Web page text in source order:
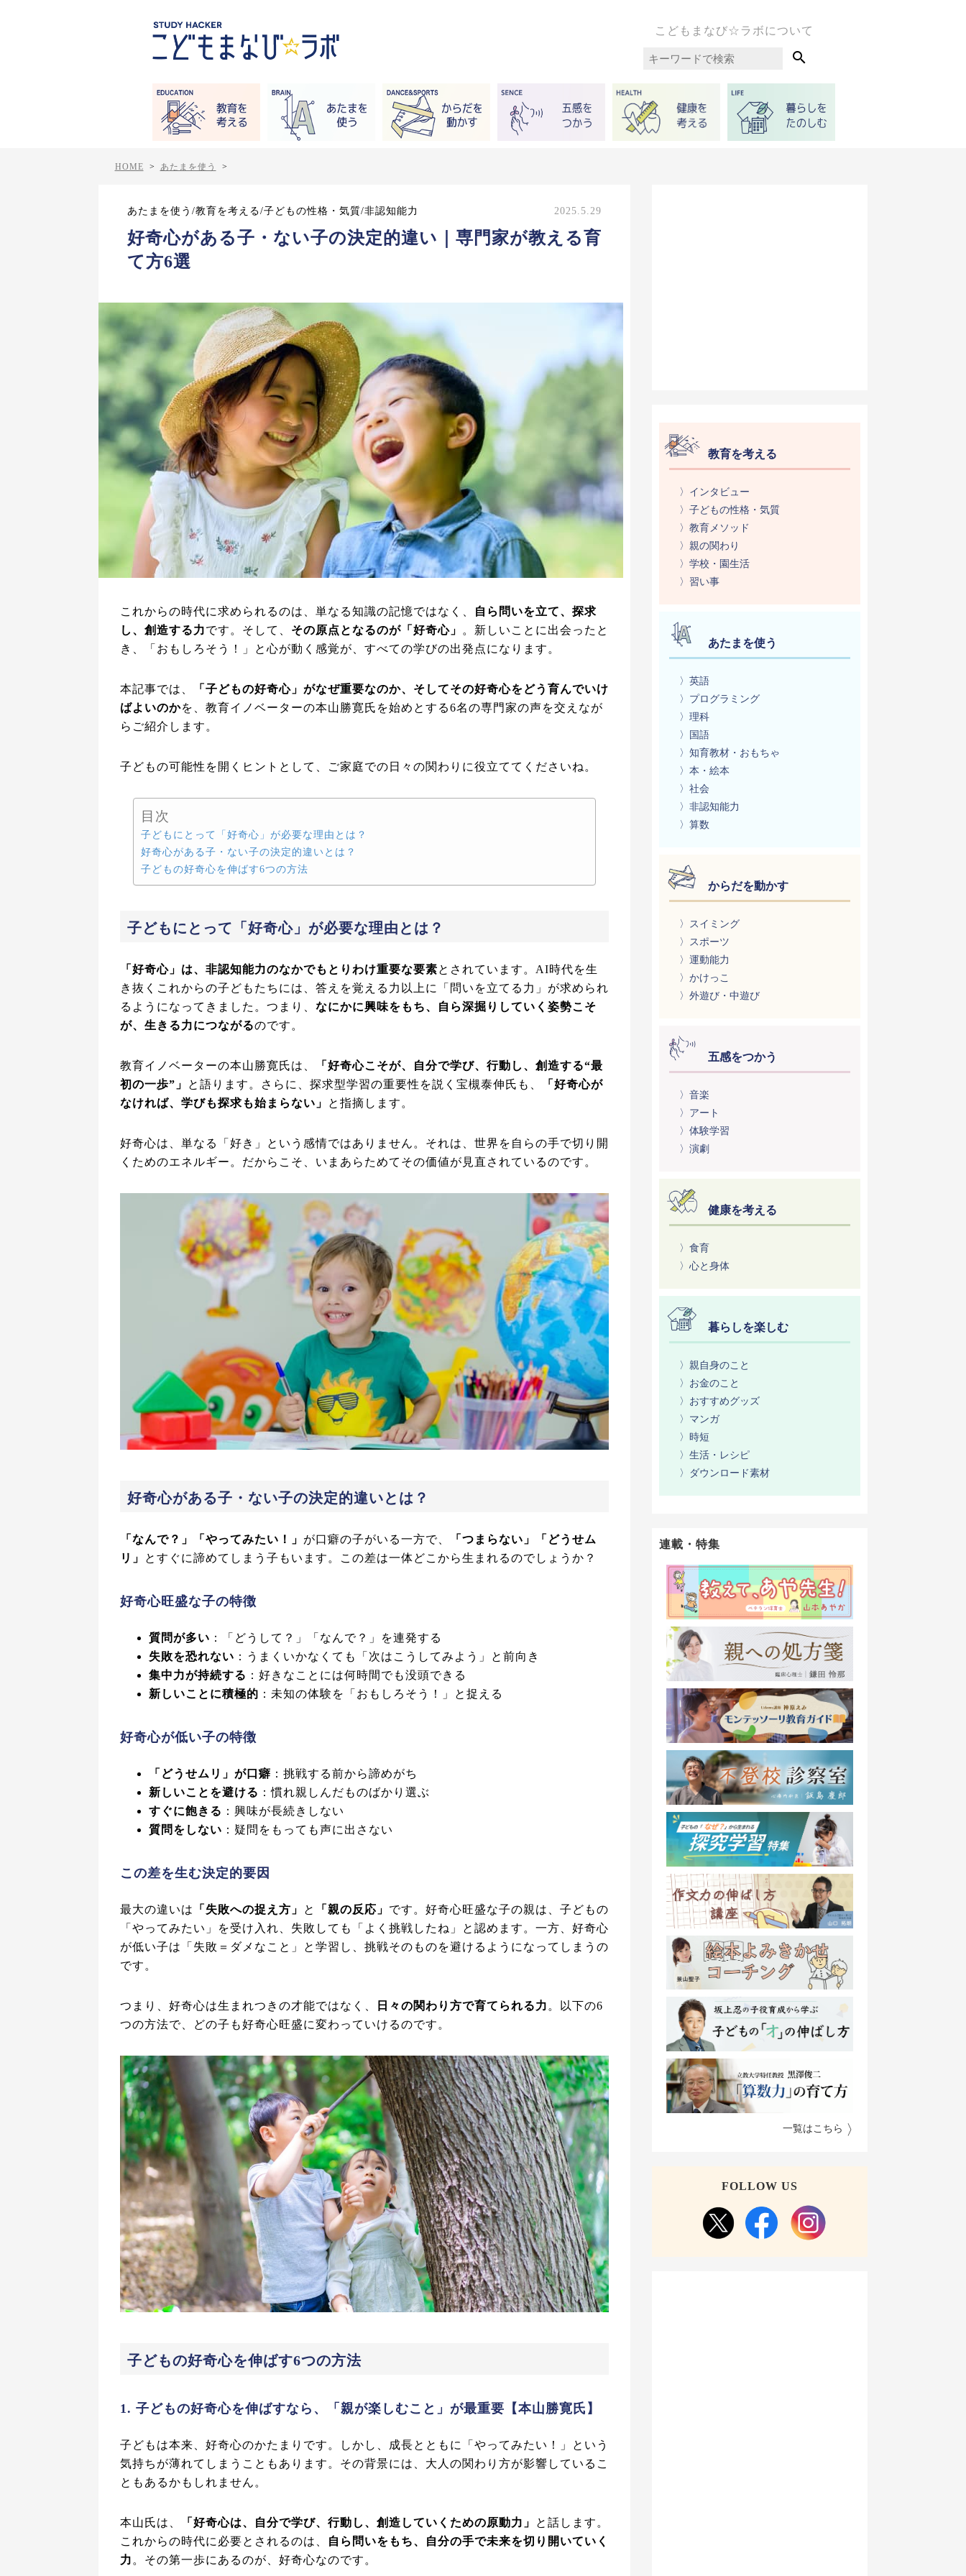
こどもまなび☆ラボについて

HOME > あたまを使う >
あたまを使う/教育を考える/子どもの性格・気質/非認知能力 2025.5.29
好奇心がある子・ない子の決定的違い｜専門家が教える育
て方6選
これからの時代に求められるのは、単なる知識の記憶ではなく、
自ら問いを立て、探求
し、創造する力です。そして、 その原点となるのが「好奇心」
。新しいことに出会ったと
き、「おもしろそう！」と心が動く感覚が、すべての学びの出発点になります。
本記事では、
「子どもの好奇心」がなぜ重要なのか、そしてその好奇心をどう育んでいけ
ばよいのかを、教育イノベーターの本山勝寛氏を始めとする6名の専門家の声を交えなが
らご紹介します。
子どもの可能性を開くヒントとして、ご家庭での日々の関わりに役立ててくださいね。
目次
子どもにとって「好奇心」が必要な理由とは？
好奇心がある子・ない子の決定的違いとは？
子どもの好奇心を伸ばす6つの方法
子どもにとって「好奇心」が必要な理由とは？
「好奇心」は、非認知能力のなかでもとりわけ重要な要素とされています。AI時代を生
き抜くこれからの子どもたちには、答えを覚える力以上に「問いを立てる力」が求められ
るようになってきました。つまり、 なにかに興味をもち、自ら深掘りしていく姿勢こそ
が、生きる力につながるのです。
教育イノベーターの本山勝寛氏は、
「好奇心こそが、自分で学び、行動し、創造する“最
初の一歩”」
と語ります。さらに、探求型学習の重要性を説く宝槻泰伸氏も、
「好奇心が
なければ、学びも探求も始まらない」
と指摘します。
好奇心は、単なる「好き」という感情ではありません。それは、世界を自らの手で切り開
くためのエネルギー。だからこそ、いまあらためてその価値が見直されているのです。
好奇心がある子・ない子の決定的違いとは？
「なんで？」「やってみたい！」 が口癖の子がいる一方で、
「つまらない」「どうせム
リ」
とすぐに諦めてしまう子もいます。この差は一体どこから生まれるのでしょうか？
好奇心旺盛な子の特徴
質問が多い ：「どうして？」「なんで？」を連発する
失敗を恐れない ：うまくいかなくても「次はこうしてみよう」と前向き
集中力が持続する ：好きなことには何時間でも没頭できる
新しいことに積極的 ：未知の体験を「おもしろそう！」と捉える
好奇心が低い子の特徴
「どうせムリ」が口癖 ：挑戦する前から諦めがち
新しいことを避ける ：慣れ親しんだものばかり選ぶ
すぐに飽きる ：興味が長続きしない
質問をしない ：疑問をもっても声に出さない
この差を生む決定的要因
最大の違いは 「失敗への捉え方」 と 「親の反応」 です。好奇心旺盛な子の親は、子どもの
「やってみたい」を受け入れ、失敗しても「よく挑戦したね」と認めます。一方、好奇心
が低い子は「失敗＝ダメなこと」と学習し、挑戦そのものを避けるようになってしまうの
です。
つまり、好奇心は生まれつきの才能ではなく、 日々の関わり方で育てられる力 。以下の6
つの方法で、どの子も好奇心旺盛に変わっていけるのです。
子どもの好奇心を伸ばす6つの方法
1. 子どもの好奇心を伸ばすなら、「親が楽しむこと」が最重要【本山勝寛氏】
子どもは本来、好奇心のかたまりです。しかし、成長とともに「やってみたい！」という
気持ちが薄れてしまうこともあります。その背景には、大人の関わり方が影響しているこ
ともあるかもしれません。
本山氏は、 「好奇心は、自分で学び、行動し、創造していくための原動力」
と話します。
これからの時代に必要とされるのは、
自ら問いをもち、自分の手で未来を切り開いていく
力 。その第一歩にあるのが、好奇心なのです。
教育を考える
〉インタビュー
〉子どもの性格・気質
〉教育メソッド
〉親の関わり
〉学校・園生活
〉習い事
あたまを使う
〉英語
〉プログラミング
〉理科
〉国語
〉知育教材・おもちゃ
〉本・絵本
〉社会
〉非認知能力
〉算数
からだを動かす
〉スイミング
〉スポーツ
〉運動能力
〉かけっこ
〉外遊び・中遊び
五感をつかう
〉音楽
〉アート
〉体験学習
〉演劇
健康を考える
〉食育
〉心と身体
暮らしを楽しむ
〉親自身のこと
〉お金のこと
〉おすすめグッズ
〉マンガ
〉時短
〉生活・レシピ
〉ダウンロード素材
連載・特集
一覧はこちら
FOLLOW US